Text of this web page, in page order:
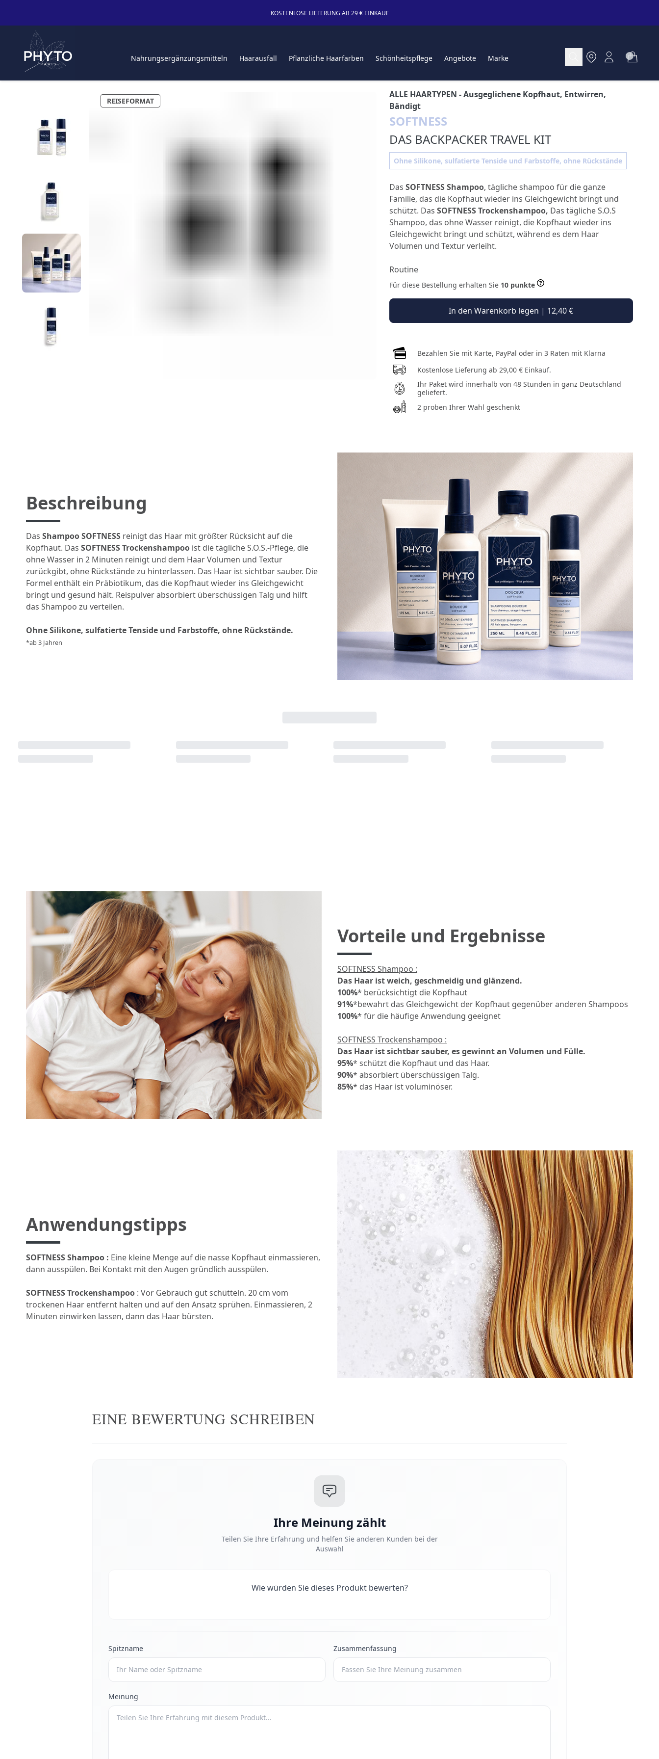
KOSTENLOSE LIEFERUNG AB 29 € EINKAUF
Nahrungsergänzungsmitteln Haarausfall Pflanzliche Haarfarben Schönheitspflege Angebote Marke
REISEFORMAT
ALLE HAARTYPEN - Ausgeglichene Kopfhaut, Entwirren,
Bändigt
SOFTNESS
DAS BACKPACKER TRAVEL KIT
Ohne Silikone, sulfatierte Tenside und Farbstoffe, ohne Rückstände
Das SOFTNESS Shampoo, tägliche shampoo für die ganze
Familie, das die Kopfhaut wieder ins Gleichgewicht bringt und
schützt. Das SOFTNESS Trockenshampoo, Das tägliche S.O.S
Shampoo, das ohne Wasser reinigt, die Kopfhaut wieder ins
Gleichgewicht bringt und schützt, während es dem Haar
Volumen und Textur verleiht.
Routine
Für diese Bestellung erhalten Sie 10 punkte
In den Warenkorb legen | 12,40 €
Bezahlen Sie mit Karte, PayPal oder in 3 Raten mit Klarna
Kostenlose Lieferung ab 29,00 € Einkauf.
Ihr Paket wird innerhalb von 48 Stunden in ganz Deutschland
geliefert.
2 proben Ihrer Wahl geschenkt
Beschreibung
Das Shampoo SOFTNESS reinigt das Haar mit größter Rücksicht auf die
Kopfhaut. Das SOFTNESS Trockenshampoo ist die tägliche S.O.S.-Pflege, die
ohne Wasser in 2 Minuten reinigt und dem Haar Volumen und Textur
zurückgibt, ohne Rückstände zu hinterlassen. Das Haar ist sichtbar sauber. Die
Formel enthält ein Präbiotikum, das die Kopfhaut wieder ins Gleichgewicht
bringt und gesund hält. Reispulver absorbiert überschüssigen Talg und hilft
das Shampoo zu verteilen.
Ohne Silikone, sulfatierte Tenside und Farbstoffe, ohne Rückstände.
*ab 3 Jahren
Vorteile und Ergebnisse
SOFTNESS Shampoo :
Das Haar ist weich, geschmeidig und glänzend.
100%* berücksichtigt die Kopfhaut
91%*bewahrt das Gleichgewicht der Kopfhaut gegenüber anderen Shampoos
100%* für die häufige Anwendung geeignet
SOFTNESS Trockenshampoo :
Das Haar ist sichtbar sauber, es gewinnt an Volumen und Fülle.
95%* schützt die Kopfhaut und das Haar.
90%* absorbiert überschüssigen Talg.
85%* das Haar ist voluminöser.
Anwendungstipps
SOFTNESS Shampoo : Eine kleine Menge auf die nasse Kopfhaut einmassieren,
dann ausspülen. Bei Kontakt mit den Augen gründlich ausspülen.
SOFTNESS Trockenshampoo : Vor Gebrauch gut schütteln. 20 cm vom
trockenen Haar entfernt halten und auf den Ansatz sprühen. Einmassieren, 2
Minuten einwirken lassen, dann das Haar bürsten.
EINE BEWERTUNG SCHREIBEN
Ihre Meinung zählt
Teilen Sie Ihre Erfahrung und helfen Sie anderen Kunden bei der
Auswahl
Wie würden Sie dieses Produkt bewerten?
Spitzname Zusammenfassung
Meinung